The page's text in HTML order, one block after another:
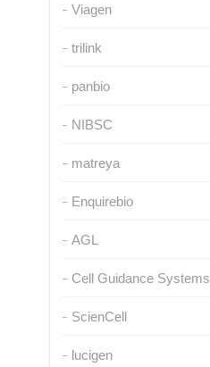
Viagen
trilink
panbio
NIBSC
matreya
Enquirebio
AGL
Cell Guidance Systems
ScienCell
lucigen